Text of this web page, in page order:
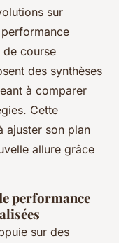
sur
course
des synthèses
à comparer
Cette
ajuster son plan
allure grâce
performance
sur des